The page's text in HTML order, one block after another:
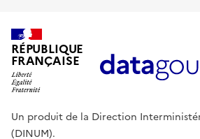
RÉPUBLIQUE
FRANÇAISE
Un produit de la Direction
(DINUM).